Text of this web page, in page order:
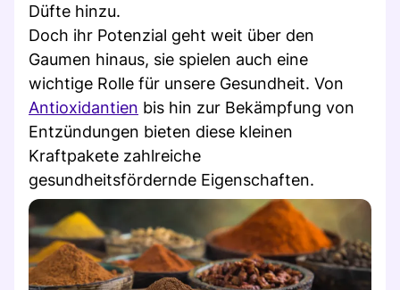
Düfte hinzu.
Doch ihr Potenzial geht weit über den
Gaumen hinaus, sie spielen auch eine
wichtige Rolle für unsere Gesundheit. Von
Antioxidantien bis hin zur Bekämpfung von
Entzündungen bieten diese kleinen
Kraftpakete zahlreiche
gesundheitsfördernde Eigenschaften.